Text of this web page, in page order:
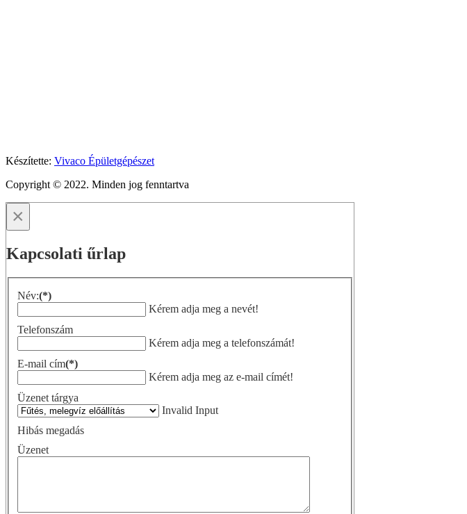
Készítette: Vivaco Épületgépészet
Copyright © 2022. Minden jog fenntartva
×
Kapcsolati űrlap
Név:(*)
Kérem adja meg a nevét!
Telefonszám
Kérem adja meg a telefonszámát!
E-mail cím(*)
Kérem adja meg az e-mail címét!
Üzenet tárgya
Invalid Input
Hibás megadás
Üzenet